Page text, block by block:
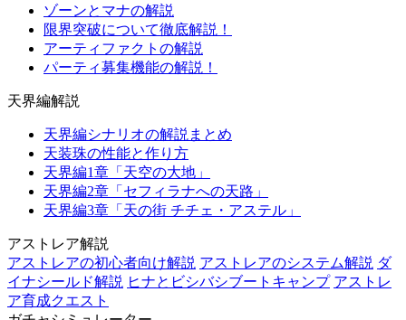
ゾーンとマナの解説
限界突破について徹底解説！
アーティファクトの解説
パーティ募集機能の解説！
天界編解説
天界編シナリオの解説まとめ
天装珠の性能と作り方
天界編1章「天空の大地」
天界編2章「セフィラナへの天路」
天界編3章「天の街 チチェ・アステル」
アストレア解説
アストレアの初心者向け解説 アストレアのシステム解説 ダ
イナシールド解説 ヒナとビシバシブートキャンプ アストレ
ア育成クエスト